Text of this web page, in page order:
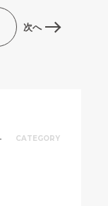
次へ
CATEGORY